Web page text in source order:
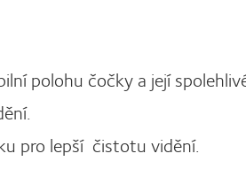
polohu čočky a její
pro lepší čistotu vidění.